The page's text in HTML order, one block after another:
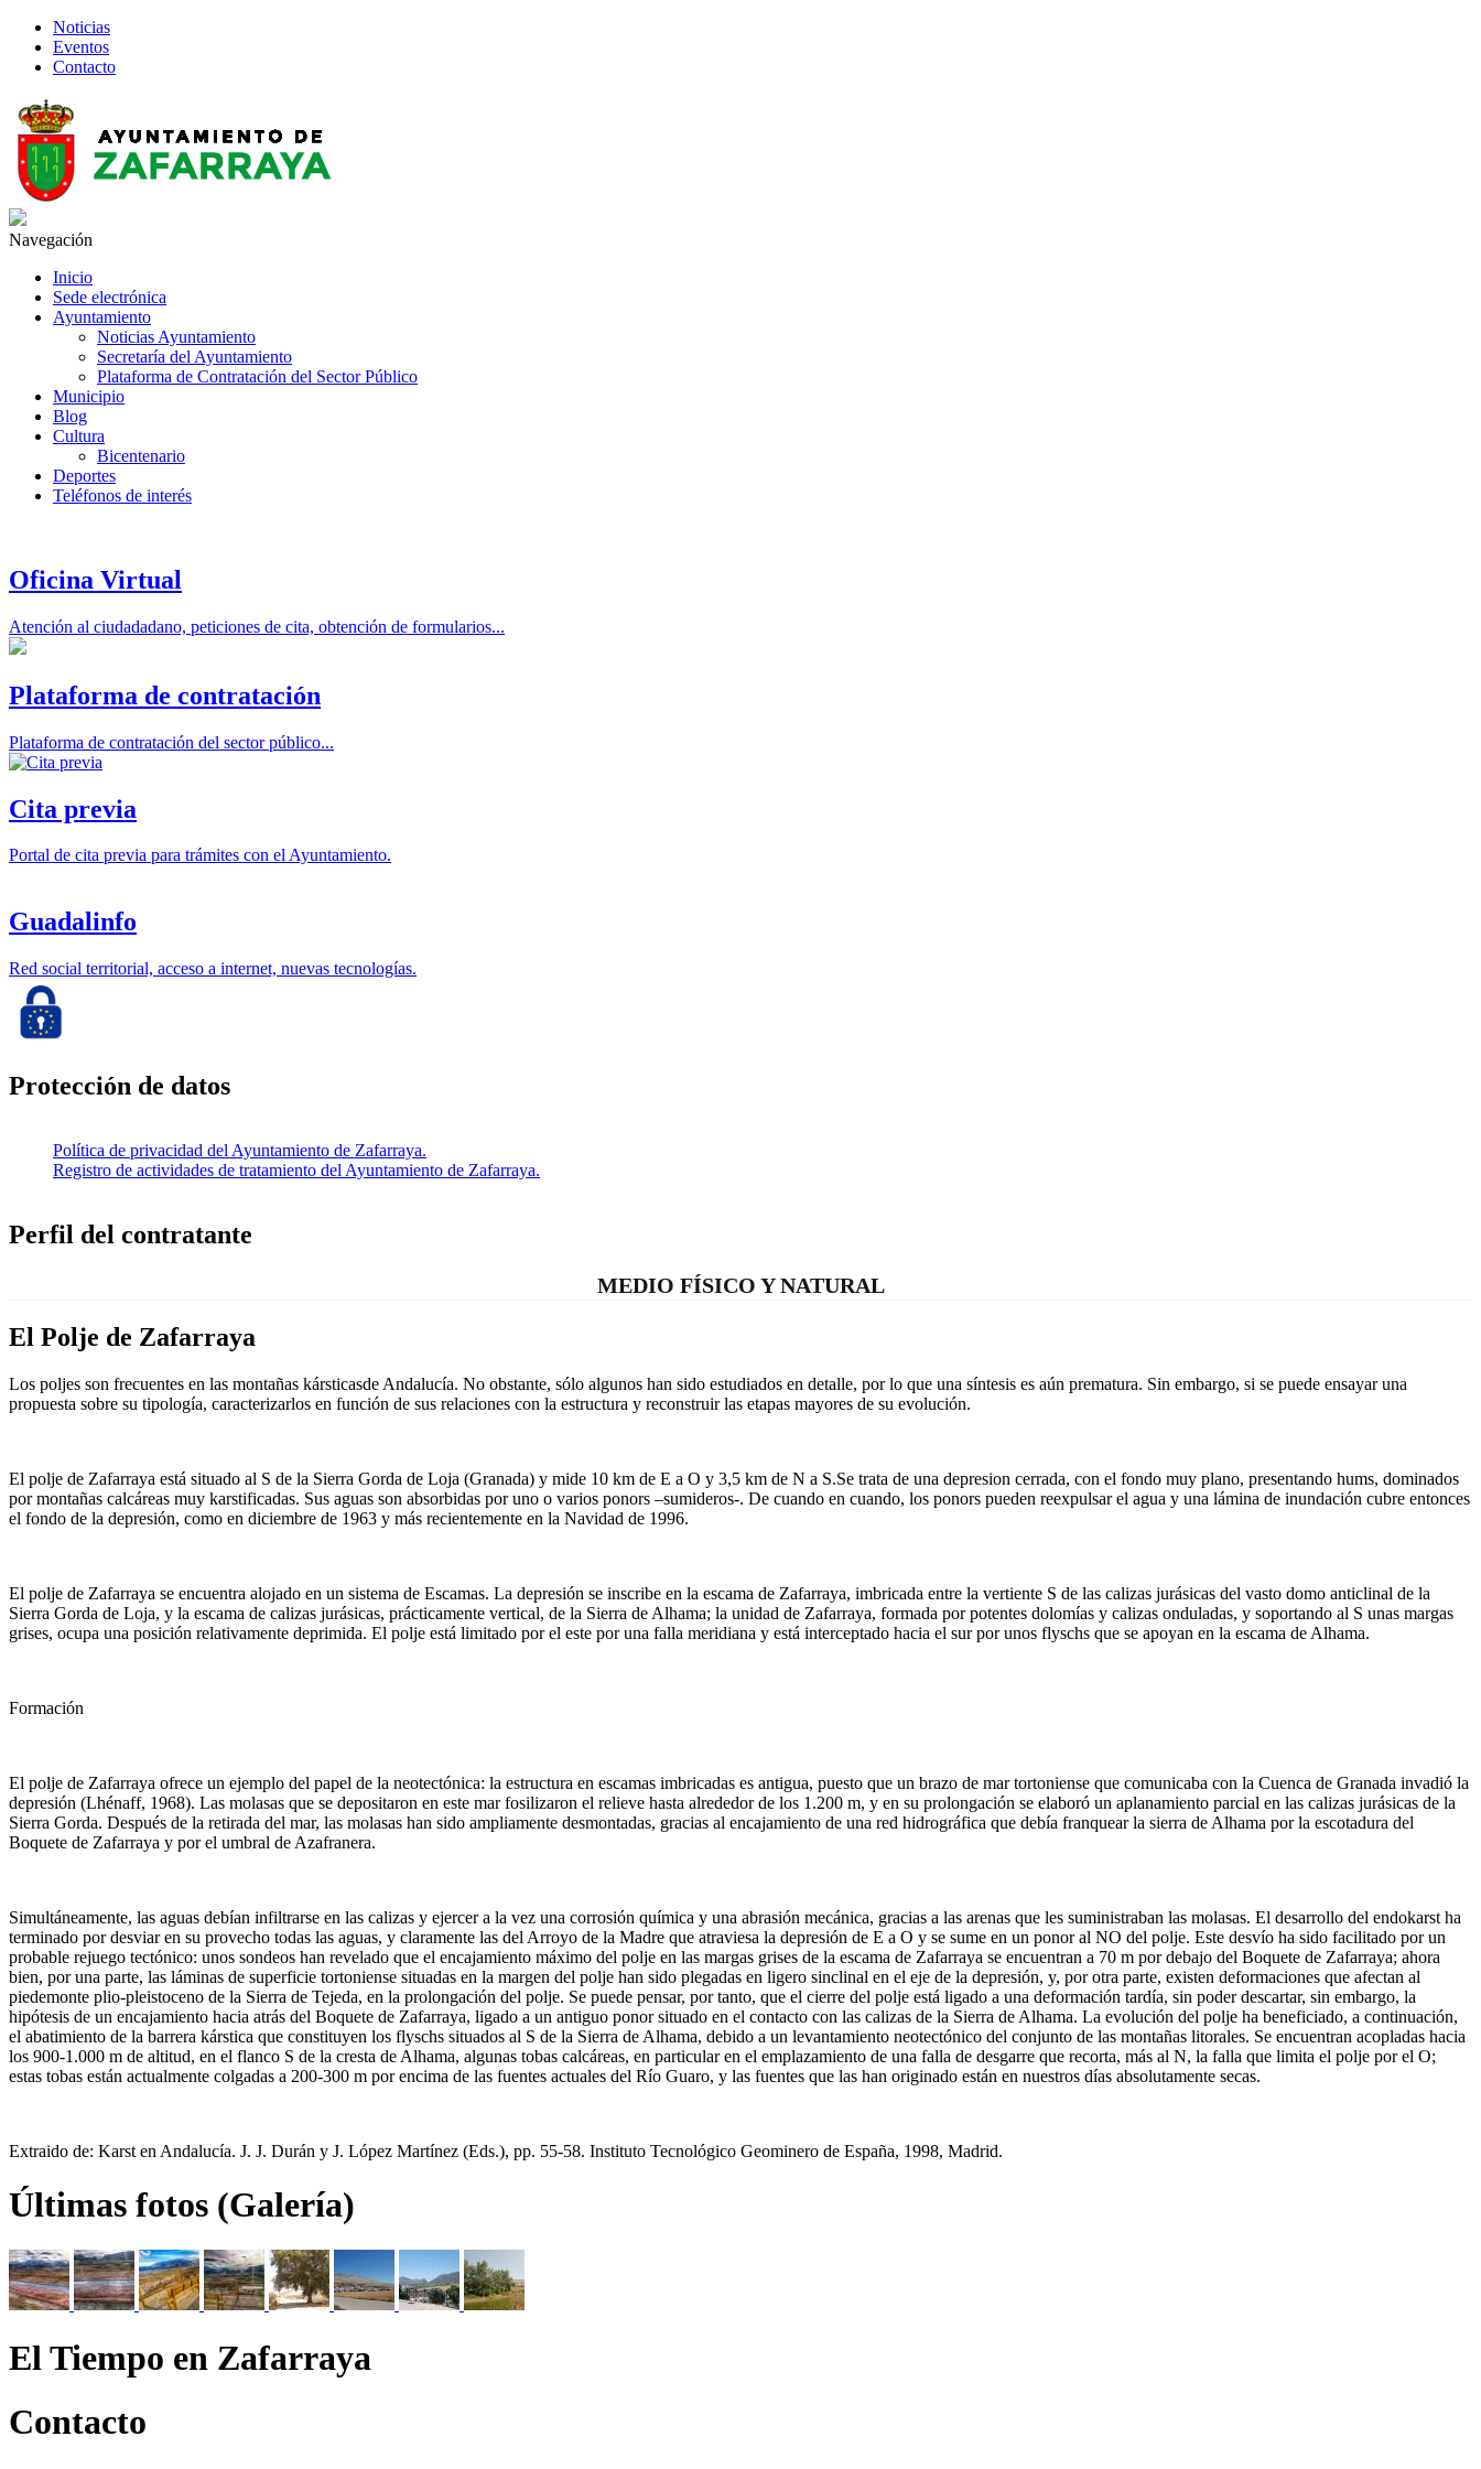
Noticias
Eventos
Contacto
Navegación
Inicio
Sede electrónica
Ayuntamiento
Noticias Ayuntamiento
Secretaría del Ayuntamiento
Plataforma de Contratación del Sector Público
Municipio
Blog
Cultura
Bicentenario
Deportes
Teléfonos de interés
Oficina Virtual
Atención al ciudadadano, peticiones de cita, obtención de formularios...
Plataforma de contratación
Plataforma de contratación del sector público...
Cita previa
Portal de cita previa para trámites con el Ayuntamiento.
Guadalinfo
Red social territorial, acceso a internet, nuevas tecnologías.
Protección de datos
Política de privacidad del Ayuntamiento de Zafarraya.
Registro de actividades de tratamiento del Ayuntamiento de Zafarraya.
Perfil del contratante
MEDIO FÍSICO Y NATURAL
El Polje de Zafarraya
Los poljes son frecuentes en las montañas kársticasde Andalucía. No obstante, sólo algunos han sido estudiados en detalle, por lo que una síntesis es aún prematura. Sin embargo, si se puede ensayar una
propuesta sobre su tipología, caracterizarlos en función de sus relaciones con la estructura y reconstruir las etapas mayores de su evolución.
El polje de Zafarraya está situado al S de la Sierra Gorda de Loja (Granada) y mide 10 km de E a O y 3,5 km de N a S.Se trata de una depresion cerrada, con el fondo muy plano, presentando hums, dominados
por montañas calcáreas muy karstificadas. Sus aguas son absorbidas por uno o varios ponors –sumideros-. De cuando en cuando, los ponors pueden reexpulsar el agua y una lámina de inundación cubre entonces
el fondo de la depresión, como en diciembre de 1963 y más recientemente en la Navidad de 1996.
El polje de Zafarraya se encuentra alojado en un sistema de Escamas. La depresión se inscribe en la escama de Zafarraya, imbricada entre la vertiente S de las calizas jurásicas del vasto domo anticlinal de la
Sierra Gorda de Loja, y la escama de calizas jurásicas, prácticamente vertical, de la Sierra de Alhama; la unidad de Zafarraya, formada por potentes dolomías y calizas onduladas, y soportando al S unas margas
grises, ocupa una posición relativamente deprimida. El polje está limitado por el este por una falla meridiana y está interceptado hacia el sur por unos flyschs que se apoyan en la escama de Alhama.
Formación
El polje de Zafarraya ofrece un ejemplo del papel de la neotectónica: la estructura en escamas imbricadas es antigua, puesto que un brazo de mar tortoniense que comunicaba con la Cuenca de Granada invadió la
depresión (Lhénaff, 1968). Las molasas que se depositaron en este mar fosilizaron el relieve hasta alrededor de los 1.200 m, y en su prolongación se elaboró un aplanamiento parcial en las calizas jurásicas de la
Sierra Gorda. Después de la retirada del mar, las molasas han sido ampliamente desmontadas, gracias al encajamiento de una red hidrográfica que debía franquear la sierra de Alhama por la escotadura del
Boquete de Zafarraya y por el umbral de Azafranera.
Simultáneamente, las aguas debían infiltrarse en las calizas y ejercer a la vez una corrosión química y una abrasión mecánica, gracias a las arenas que les suministraban las molasas. El desarrollo del endokarst ha
terminado por desviar en su provecho todas las aguas, y claramente las del Arroyo de la Madre que atraviesa la depresión de E a O y se sume en un ponor al NO del polje. Este desvío ha sido facilitado por un
probable rejuego tectónico: unos sondeos han revelado que el encajamiento máximo del polje en las margas grises de la escama de Zafarraya se encuentran a 70 m por debajo del Boquete de Zafarraya; ahora
bien, por una parte, las láminas de superficie tortoniense situadas en la margen del polje han sido plegadas en ligero sinclinal en el eje de la depresión, y, por otra parte, existen deformaciones que afectan al
piedemonte plio-pleistoceno de la Sierra de Tejeda, en la prolongación del polje. Se puede pensar, por tanto, que el cierre del polje está ligado a una deformación tardía, sin poder descartar, sin embargo, la
hipótesis de un encajamiento hacia atrás del Boquete de Zafarraya, ligado a un antiguo ponor situado en el contacto con las calizas de la Sierra de Alhama. La evolución del polje ha beneficiado, a continuación,
el abatimiento de la barrera kárstica que constituyen los flyschs situados al S de la Sierra de Alhama, debido a un levantamiento neotectónico del conjunto de las montañas litorales. Se encuentran acopladas hacia
los 900-1.000 m de altitud, en el flanco S de la cresta de Alhama, algunas tobas calcáreas, en particular en el emplazamiento de una falla de desgarre que recorta, más al N, la falla que limita el polje por el O;
estas tobas están actualmente colgadas a 200-300 m por encima de las fuentes actuales del Río Guaro, y las fuentes que las han originado están en nuestros días absolutamente secas.
Extraido de: Karst en Andalucía. J. J. Durán y J. López Martínez (Eds.), pp. 55-58. Instituto Tecnológico Geominero de España, 1998, Madrid.
Últimas fotos (Galería)
El Tiempo en Zafarraya
Contacto